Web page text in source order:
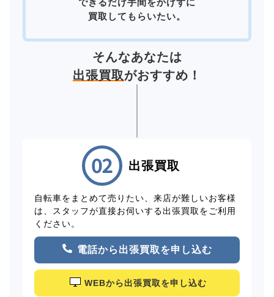
できるだけ手間をかけずに
買取してもらいたい。
そんなあなたは
出張買取がおすすめ！
出張買取
自転車をまとめて売りたい、来店が難しいお客様
は、スタッフが直接お伺いする出張買取をご利用
ください。
電話から出張買取を申し込む
WEBから出張買取を申し込む